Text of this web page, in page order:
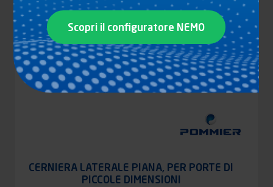
CERNIERA LATERALE PIANA, PER PORTE DI
PICCOLE DIMENSIONI
Scopri il configuratore NEMO